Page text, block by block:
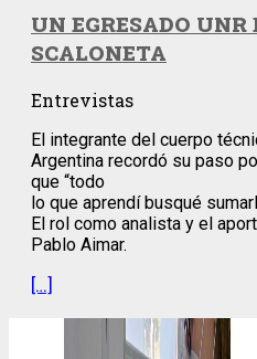
UN EGRESADO
SCALONETA
Entrevistas
El integrante del cuerpo
Argentina recordó su paso
que “todo
lo que aprendí busqué
El rol como analista y el
Pablo Aimar.
[…]